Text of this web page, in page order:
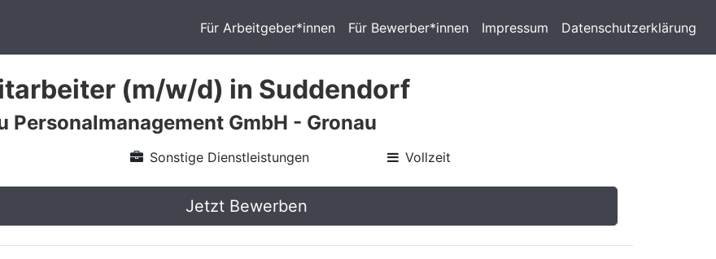
Für Arbeitgeber*innen Für Bewerber*innen Impressum Datenschutzerklärung
(m/w/d) in Suddendorf
Personalmanagement GmbH - Gronau
Sonstige Dienstleistungen Vollzeit
Jetzt Bewerben